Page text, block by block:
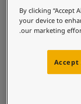
By clicking “Accept
your device to
our marketing
Accept